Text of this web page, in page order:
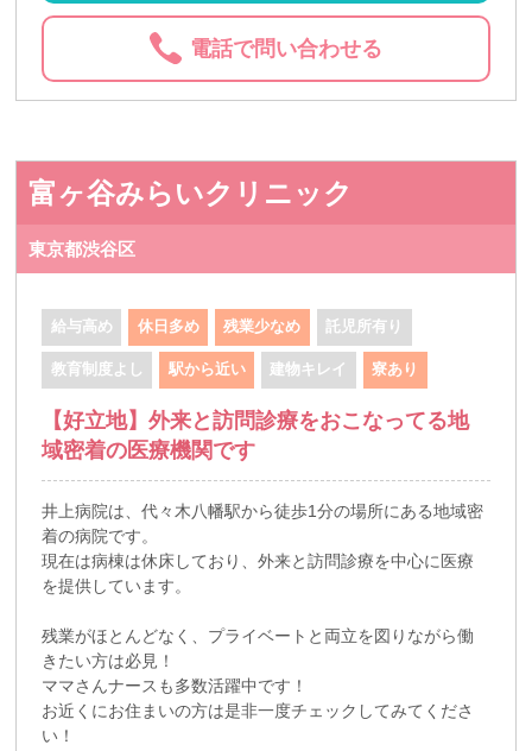
電話で問い合わせる
富ヶ谷みらいクリニック
東京都渋谷区
給与高め 休日多め 残業少なめ 託児所有り
教育制度よし 駅から近い 建物キレイ 寮あり
【好立地】外来と訪問診療をおこなってる地
域密着の医療機関です
井上病院は、代々木八幡駅から徒歩1分の場所にある地域密
着の病院です。
現在は病棟は休床しており、外来と訪問診療を中心に医療
を提供しています。
残業がほとんどなく、プライベートと両立を図りながら働
きたい方は必見！
ママさんナースも多数活躍中です！
お近くにお住まいの方は是非一度チェックしてみてくださ
い！